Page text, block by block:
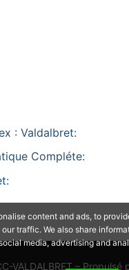
: Valdalbret:
Compléte:
VALDALBRET – Propulsé
content and ads, to
traffic. We also share
media, advertising and